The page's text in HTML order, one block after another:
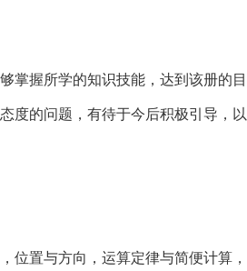
掌握所学的知识技能，达到该册的目
度的问题，有待于今后积极引导，以
位置与方向，运算定律与简便计算，